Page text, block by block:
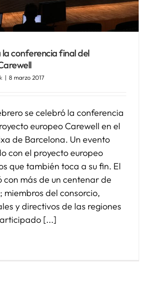
la conferencia final del
| 8 marzo 2017
se celebró la conferencia
europeo Carewell en el
de Barcelona. Un evento
con el proyecto europeo
que también toca a su fin. El
con más de un centenar de
miembros del consorcio,
y directivos de las regiones
[...]